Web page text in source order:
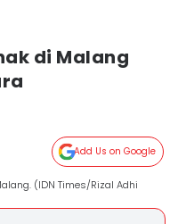
di Malang
Add Us on Google
(IDN Times/Rizal Adhi